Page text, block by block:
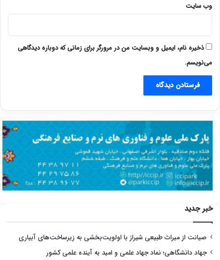
وب‌ سایت
ذخیره نام، ایمیل و وبسایت من در مرورگر برای زمانی که دوباره دیدگاهی
می‌نویسم.
خبر جدید
صیانت از میراث طبیعی شیراز با اولویت‌بخشی به زیرساخت‌های آبیاری
جهاد دانشگاهی؛ نماد جهاد علمی و امید به آینده علمی کشور